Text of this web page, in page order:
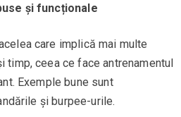
și funcționale
care implică mai multe
timp, ceea ce face antrenamentul
Exemple bune sunt
și burpee-urile.